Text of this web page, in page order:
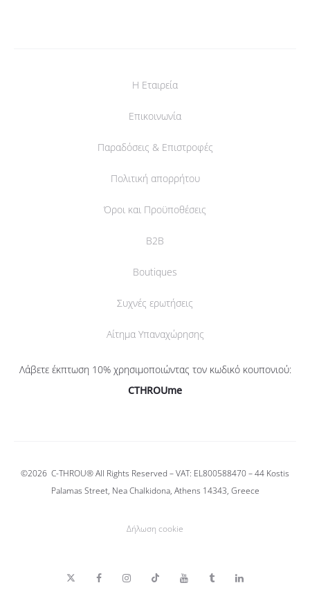
Η Εταιρεία
Επικοινωνία
Παραδόσεις & Επιστροφές
Πολιτική απορρήτου
Όροι και Προϋποθέσεις
B2B
Boutiques
Συχνές ερωτήσεις
Αίτημα Υπαναχώρησης
Λάβετε έκπτωση 10% χρησιμοποιώντας τον κωδικό κουπονιού:
CTHROUme
©2026 C-THROU®All Rights Reserved – VAT: EL800588470 –44 Kostis
Palamas Street, Nea Chalkidona, Athens 14343, Greece
Δήλωση cookie
F
I